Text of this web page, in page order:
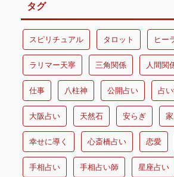
タグ
スピリチュアル タロット ヒー
ラリマー天寧 三角関係 人間関
仕事 八柱神 公開占い 占
大阪占い 天然石 安らぎ
幸せに導く 心斎橋占い 恋愛
手相占い 手相占い師 星座占い